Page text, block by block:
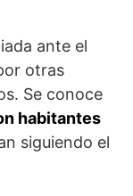
ante el
otras
Se conoce
habitantes
siguiendo el